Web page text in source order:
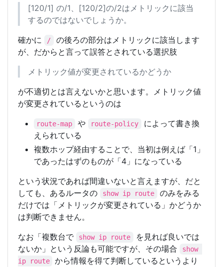
[120/1] の/1、[120/2]の/2はメトリックに該当
するのではないでしょうか。
確かに
/
の後ろの部分はメトリックに該当します
が、だからと言って誤答とされている選択肢
メトリック値が変更されているかどうか
が不適切とは言えないかと思います。メトリック値
が変更されているというのは
route-map や route-policy
によって書き換
えられている
複数ホップ経由することで、当初は例えば「1」
であったはずのものが「4」になっている
という状況であれば間違いないと言えますが、だと
しても、あるルータの
show ip route
のみをみる
だけでは「メトリックが変更されている」かどうか
は判断できません。
なお「複数台で
show ip route
を見れば良いでは
ないか」という反論も可能ですが、その場合
show
ip route
から情報を得て判断しているというより